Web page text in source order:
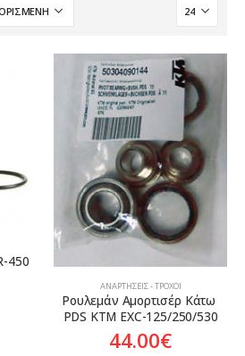
Aftermarket Γνήσιο
450
ΑΝΑΡΤΉΣΕΙΣ - ΤΡΟΧΟΊ
Ρουλεμάν Αμορτισέρ Κάτω
PDS KTM EXC-125/250/530
44.00€